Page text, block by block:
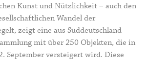
Kunst und Nützlichkeit – auch den
Wandel der
zeigt eine aus Süddeutschland
mit über 250 Objekten, die in
September versteigert wird. Diese